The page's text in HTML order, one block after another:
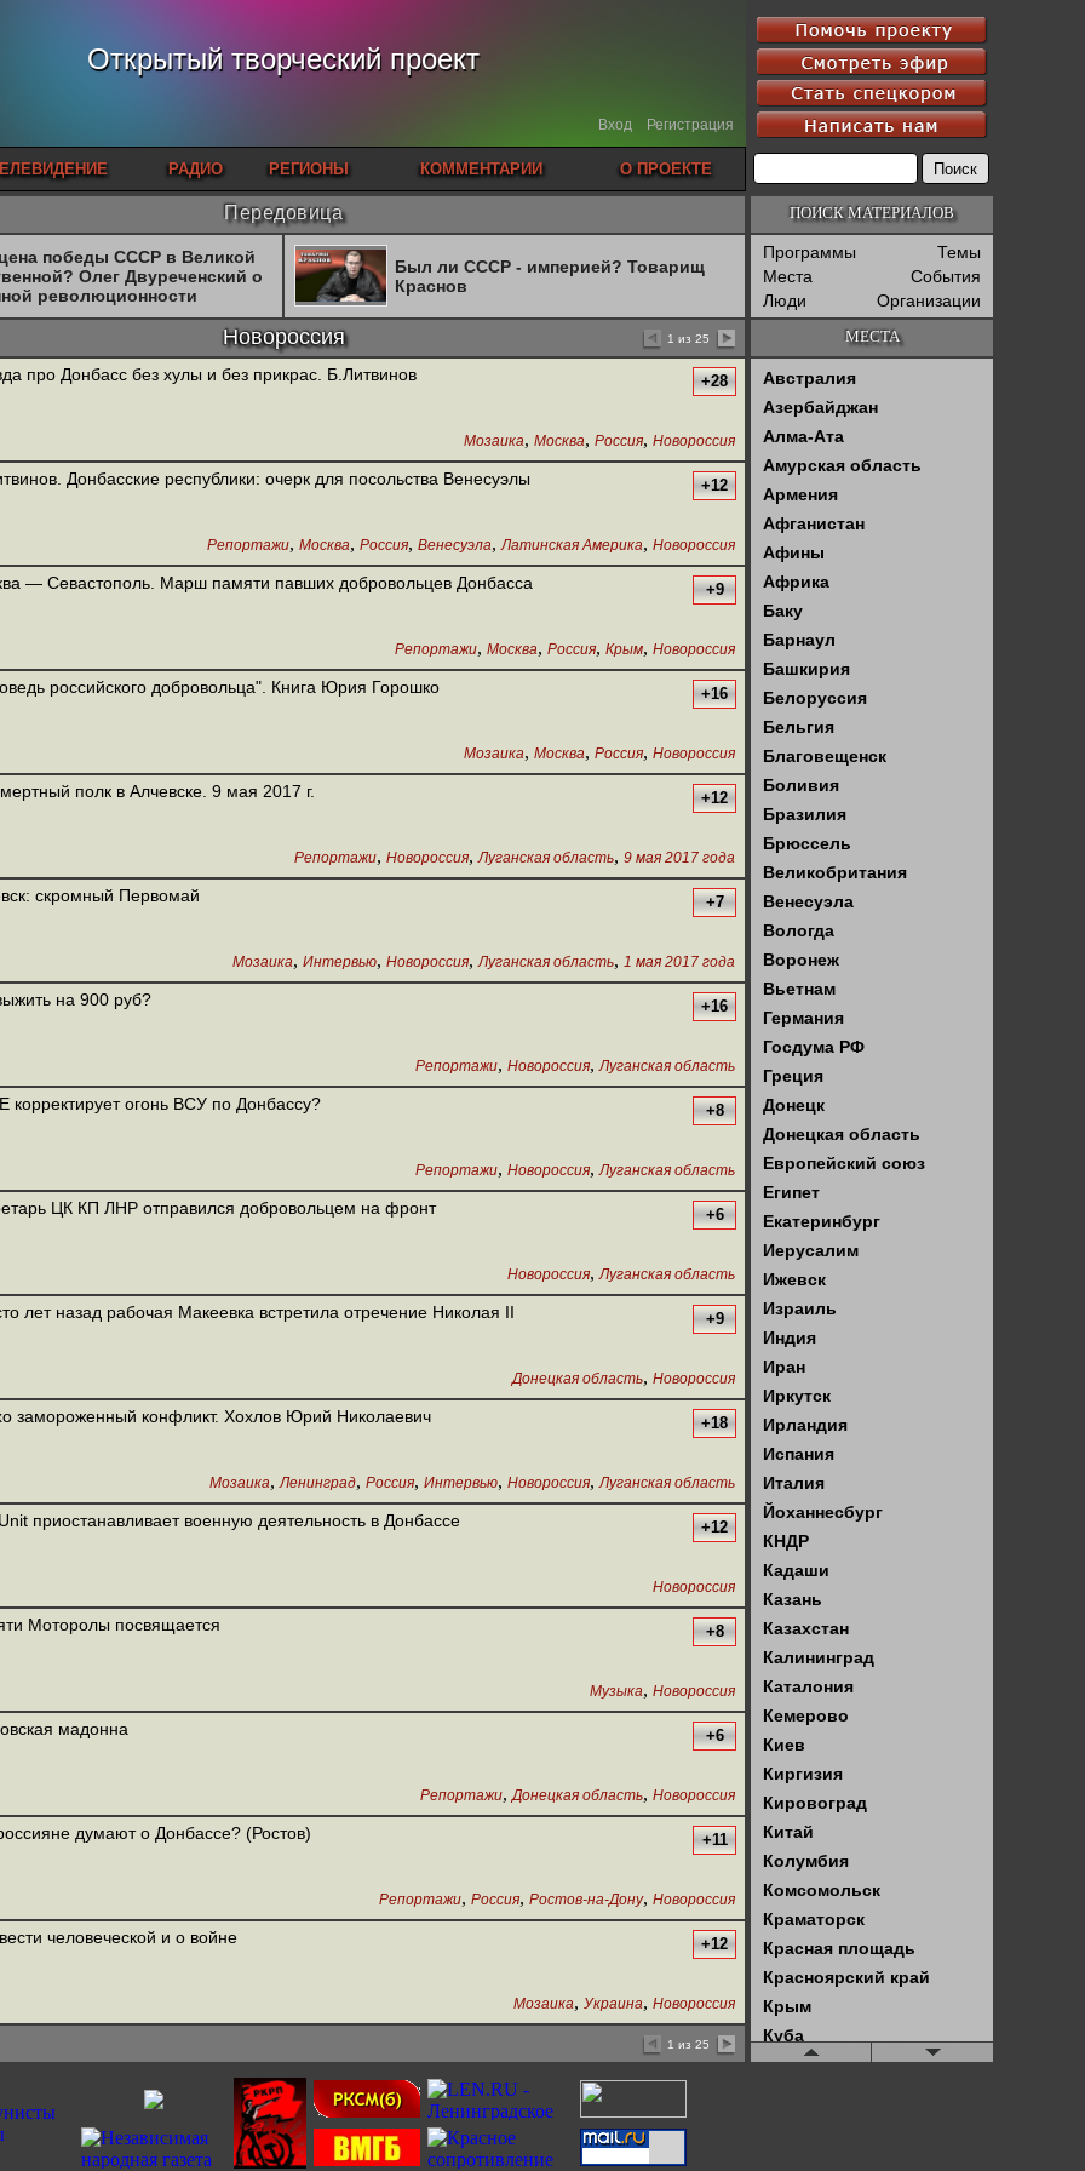
Открытый творческий проект
Вход Регистрация
РАДИО РЕГИОНЫ КОММЕНТАРИИ О ПРОЕКТЕ
Передовица
победы СССР в Великой
Олег Двуреченский о
революционности
Был ли СССР - империей? Товарищ
Краснов
Новороссия 1 из 25
про Донбасс без хулы и без прикрас. Б.Литвинов +28
Мозаика, Москва, Россия, Новороссия
Донбасские республики: очерк для посольства Венесуэлы +12
Репортажи, Москва, Россия, Венесуэла, Латинская Америка, Новороссия
― Севастополь. Марш памяти павших добровольцев Донбасса +9
Репортажи, Москва, Россия, Крым, Новороссия
российского добровольца". Книга Юрия Горошко +16
Мозаика, Москва, Россия, Новороссия
полк в Алчевске. 9 мая 2017 г. +12
Репортажи, Новороссия, Луганская область, 9 мая 2017 года
скромный Первомай +7
Мозаика, Интервью, Новороссия, Луганская область, 1 мая 2017 года
на 900 руб? +16
Репортажи, Новороссия, Луганская область
корректирует огонь ВСУ по Донбассу? +8
Репортажи, Новороссия, Луганская область
ЦК КП ЛНР отправился добровольцем на фронт +6
Новороссия, Луганская область
лет назад рабочая Макеевка встретила отречение Николая II +9
Донецкая область, Новороссия
замороженный конфликт. Хохлов Юрий Николаевич +18
Мозаика, Ленинград, Россия, Интервью, Новороссия, Луганская область
приостанавливает военную деятельность в Донбассе +12
Новороссия
Моторолы посвящается +8
Музыка, Новороссия
мадонна +6
Репортажи, Донецкая область, Новороссия
думают о Донбассе? (Ростов) +11
Репортажи, Россия, Ростов-на-Дону, Новороссия
человеческой и о войне +12
Мозаика, Украина, Новороссия
1 из 25
ПОИСК МАТЕРИАЛОВ
Программы
Темы
Места
События
Люди
Организации
МЕСТА
Австралия
Азербайджан
Алма-Ата
Амурская область
Армения
Афганистан
Афины
Африка
Баку
Барнаул
Башкирия
Белоруссия
Бельгия
Благовещенск
Боливия
Бразилия
Брюссель
Великобритания
Венесуэла
Вологда
Воронеж
Вьетнам
Германия
Госдума РФ
Греция
Донецк
Донецкая область
Европейский союз
Египет
Екатеринбург
Иерусалим
Ижевск
Израиль
Индия
Иран
Иркутск
Ирландия
Испания
Италия
Йоханнесбург
КНДР
Кадаши
Казань
Казахстан
Калининград
Каталония
Кемерово
Киев
Киргизия
Кировоград
Китай
Колумбия
Комсомольск
Краматорск
Красная площадь
Красноярский край
Крым
Куба
Кузбасс